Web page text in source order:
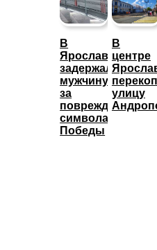
В
Ярославле
задержали
мужчину
за
повреждение
символа
Победы
В
центре
улицу